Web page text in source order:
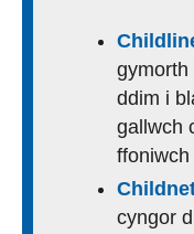
gymorth
ddim i
gallwch
ffoniwch
cyngor